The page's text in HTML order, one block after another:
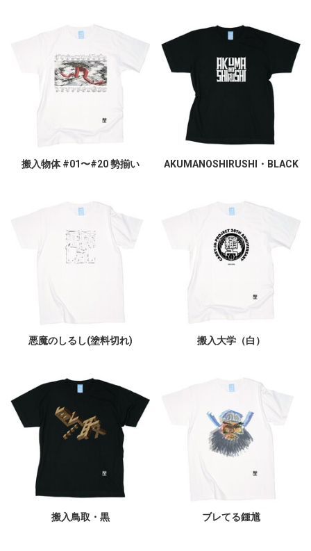
搬入物体 #01〜#20 勢揃い AKUMANOSHIRUSHI・BLACK
悪魔のしるし(塗料切れ) 搬入大学（白）
搬入鳥取・黒 ブレてる鍾馗